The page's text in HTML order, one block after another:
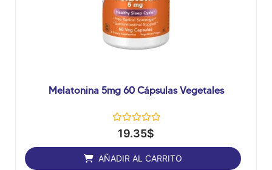
Melatonina 5mg 60 Cápsulas Vegetales
Valorado
con
0
de
5
19.35$
AÑADIR AL CARRITO